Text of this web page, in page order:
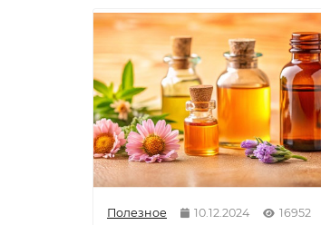
Полезное 10.12.2024 16952